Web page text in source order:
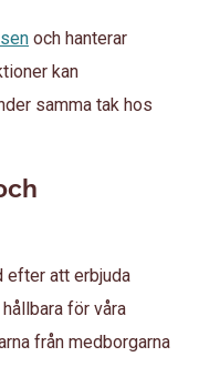
och hanterar
kan
samma tak hos
efter att erbjuda
för våra
från medborgarna